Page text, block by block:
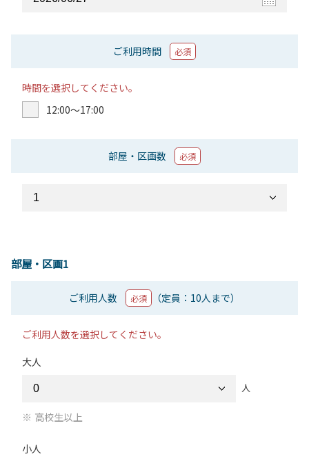
ご利用時間 必須
時間を選択してください。
12:00〜17:00
部屋・区画数 必須
部屋・区画1
ご利用人数 必須 （定員：10人まで）
ご利用人数を選択してください。
大人
人
高校生以上
小人